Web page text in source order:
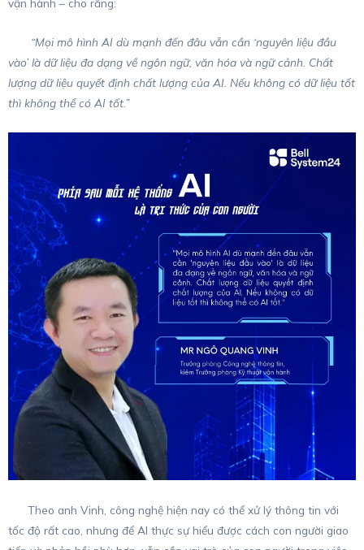
“Mọi mô hình AI dù mạnh đến đâu vẫn cần ‘nguyên liệu đầu
vào’ là dữ liệu đa dạng về ngôn ngữ, văn hóa và ngữ cảnh. Chất
lượng dữ liệu quyết định chất lượng của AI. Nếu không có dữ liệu tốt
thì không thể có AI tốt.”
Theo anh Vinh, công nghệ hiện nay có thể xử lý thông tin với
tốc độ rất cao, nhưng để AI thực sự hiểu được cách con người giao